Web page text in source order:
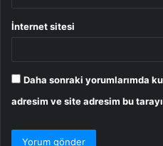
İnternet sitesi
Daha sonraki yorumlarımda
adresim ve site adresim bu